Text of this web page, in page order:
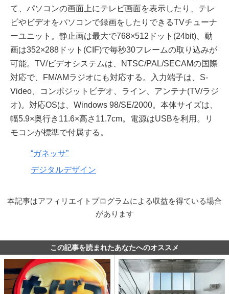
て、パソコンの画面上にテレビ画面を表示したり、テレ
ビやビデオをパソコンで録画をしたりできるTVチューナ
ーユニット。静止画は最大で768×512ドット(24bit)、動
画は352×288ドット(CIF)で毎秒30フレームの取り込みが
可能。TV/ビデオシステムは、NTSC/PAL/SECAMの国際
対応で、FM/AMラジオにも対応する。入力端子は、S-
Video、コンポジットビデオ、ライン、アンテナ(TV/ラジ
オ)。対応OSは、Windows 98/SE/2000。本体サイズは、
幅5.9×奥行き11.6×高さ11.7cm。電源はUSBを利用。リ
モコンが標準で付属する。
“ガネッサ”
デジタルデザイン
本記事はアフィリエイトプログラムによる収益を得ている場合
があります
この記事を読まれたあなたへのオススメ